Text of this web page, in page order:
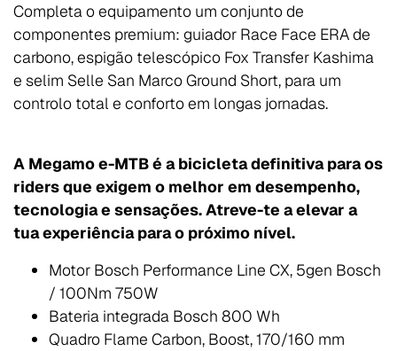
Completa o equipamento um conjunto de
componentes premium: guiador Race Face ERA de
carbono, espigão telescópico Fox Transfer Kashima
e selim Selle San Marco Ground Short, para um
controlo total e conforto em longas jornadas.
A Megamo e-MTB é a bicicleta definitiva para os
riders que exigem o melhor em desempenho,
tecnologia e sensações. Atreve-te a elevar a
tua experiência para o próximo nível.
Motor Bosch Performance Line CX, 5gen Bosch
/ 100Nm 750W
Bateria integrada Bosch 800 Wh
Quadro Flame Carbon, Boost, 170/160 mm